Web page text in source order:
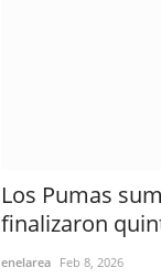
Los Pumas
finalizaron
enelarea Feb 8, 2026